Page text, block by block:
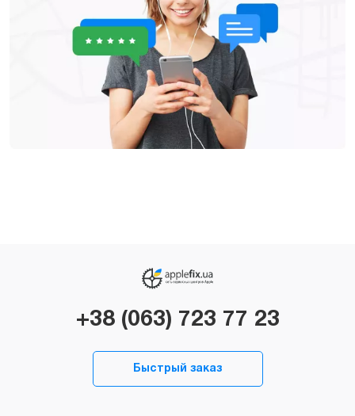
+38 (063) 723 77 23
Быстрый заказ